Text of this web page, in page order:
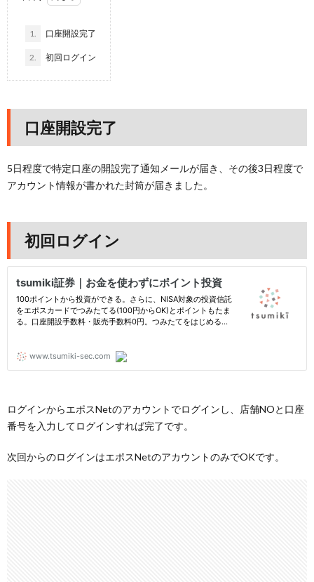
1. 口座開設完了
2. 初回ログイン
口座開設完了
5日程度で特定口座の開設完了通知メールが届き、その後3日程度で
アカウント情報が書かれた封筒が届きました。
初回ログイン
ログインからエポスNetのアカウントでログインし、店舗NOと口座
番号を入力してログインすれば完了です。
次回からのログインはエポスNetのアカウントのみでOKです。